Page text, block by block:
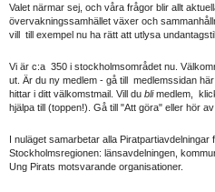
Valet närmar sej, och våra frågor blir allt
övervakningssamhället växer och
vill till exempel nu ha rätt att utlysa
Vi är c:a 350 i stockholmsområdet nu.
ut. Är du ny medlem - gå till medlemssidan
hittar i ditt välkomstmail. Vill du blimedlem,
hjälpa till (toppen!). Gå till "Att göra" eller hör av
I nuläget samarbetar alla
Stockholmsregionen: länsavdelningen,
Ung Pirats motsvarande organisationer.